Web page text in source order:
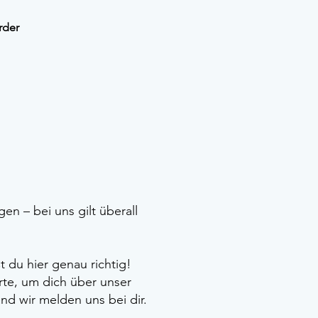
– bei uns gilt überall
du hier genau richtig!
um dich über unser
wir melden uns bei dir.